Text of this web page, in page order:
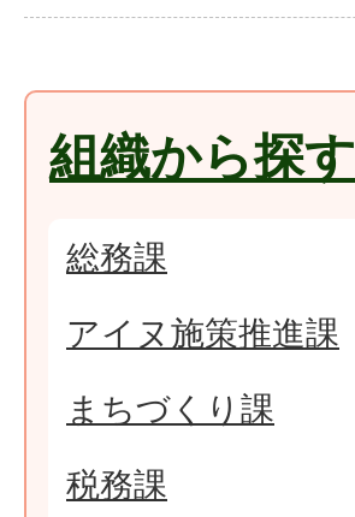
組織から探す
総務課
アイヌ施策推進課
まちづくり課
税務課